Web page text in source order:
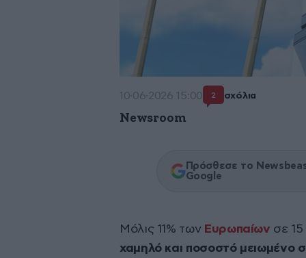
10·06·2026 15:00 2 σχόλια
Newsroom
Πρόσθεσε το
Google
Μόλις 11% των Ευρωπαίων σε
χαμηλό και ποσοστό μειωμένο